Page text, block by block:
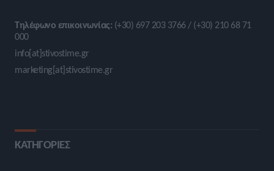
Τηλέφωνο επικοινωνίας: (+30) 697 203 3766 / (+30) 210 68 71
000
info[at]stivostime.gr
marketing[at]stivostime.gr
ΚΑΤΗΓΟΡΙΕΣ